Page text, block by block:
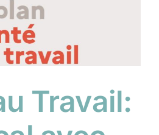
Travail: